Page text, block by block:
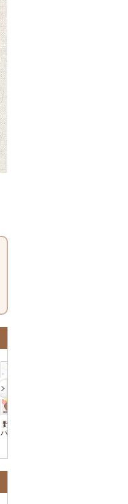
野菜たっぷり焼肉ビビン
バチャーハン～簡単3step